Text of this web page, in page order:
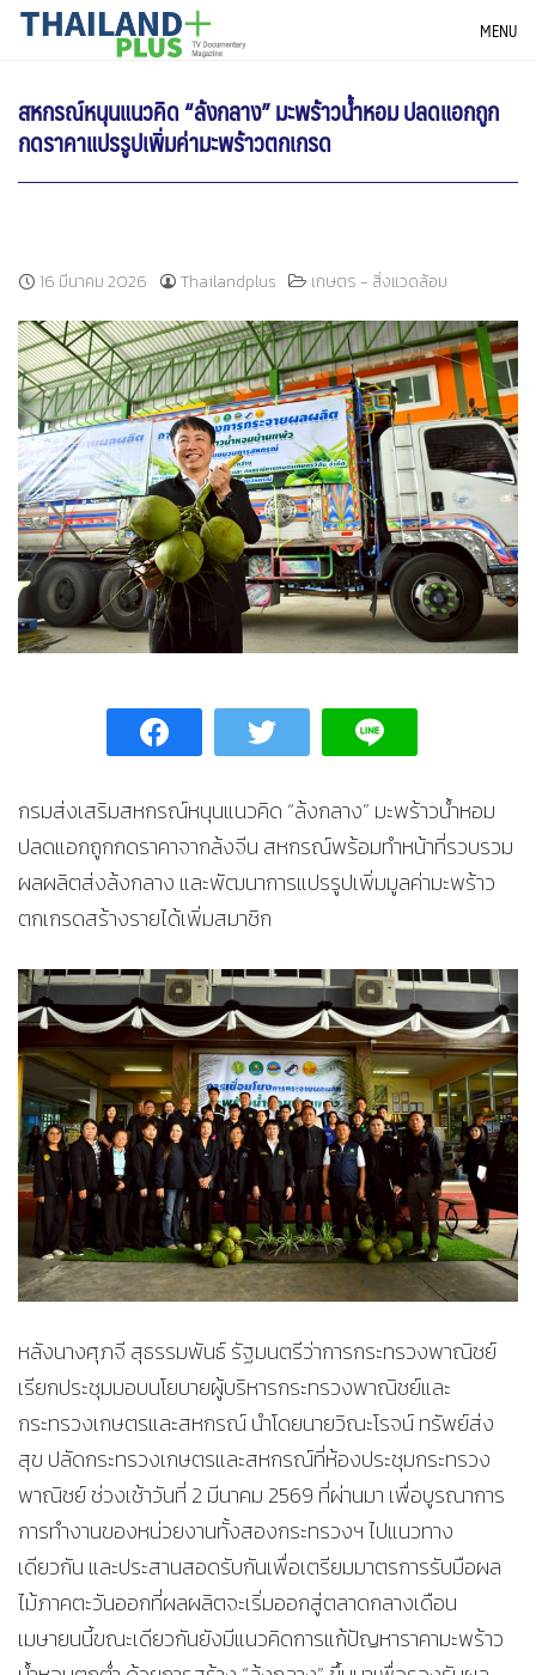
SkipTHAILANDPLUS NEWS MENU
สหกรณ์หนุนแนวคิด “ล้งกลาง” มะพร้าวน้ำหอม ปลดแอกถูก
กดราคาแปรรูปเพิ่มค่ามะพร้าวตกเกรด
16 มีนาคม 2026 Thailandplus เกษตร - สิ่งแวดล้อม
กรมส่งเสริมสหกรณ์หนุนแนวคิด “ล้งกลาง” มะพร้าวน้ำหอม
ปลดแอกถูกกดราคาจากล้งจีน สหกรณ์พร้อมทำหน้าที่รวบรวม
ผลผลิตส่งล้งกลาง และพัฒนาการแปรรูปเพิ่มมูลค่ามะพร้าว
ตกเกรดสร้างรายได้เพิ่มสมาชิก
หลังนางศุภจี สุธรรมพันธ์ รัฐมนตรีว่าการกระทรวงพาณิชย์
เรียกประชุมมอบนโยบายผู้บริหารกระทรวงพาณิชย์และ
กระทรวงเกษตรและสหกรณ์ นำโดยนายวิณะโรจน์ ทรัพย์ส่ง
สุข ปลัดกระทรวงเกษตรและสหกรณ์ที่ห้องประชุมกระทรวง
พาณิชย์ ช่วงเช้าวันที่ 2 มีนาคม 2569 ที่ผ่านมา เพื่อบูรณาการ
การทำงานของหน่วยงานทั้งสองกระทรวงฯ ไปแนวทาง
เดียวกัน และประสานสอดรับกันเพื่อเตรียมมาตรการรับมือผล
ไม้ภาคตะวันออกที่ผลผลิตจะเริ่มออกสู่ตลาดกลางเดือน
เมษายนนี้ขณะเดียวกันยังมีแนวคิดการแก้ปัญหาราคามะพร้าว